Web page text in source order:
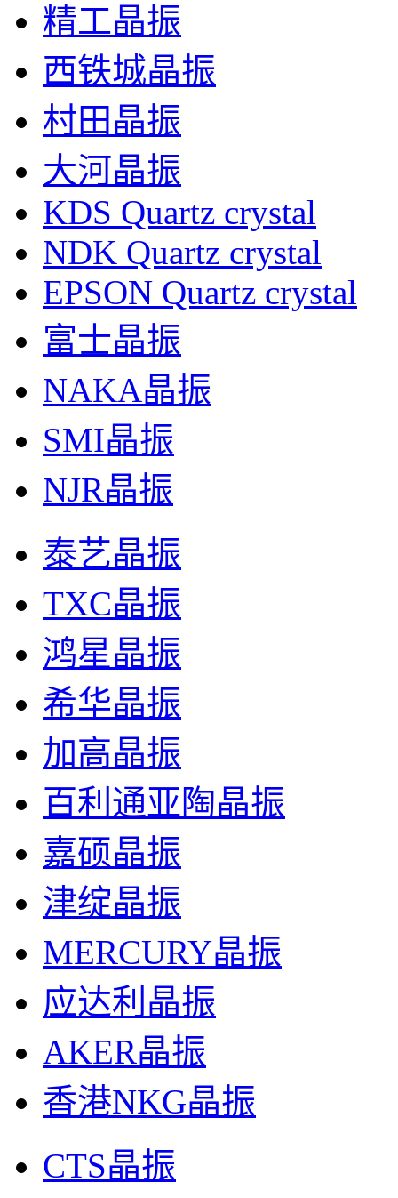
精工晶振
西铁城晶振
村田晶振
大河晶振
KDS Quartz crystal
NDK Quartz crystal
EPSON Quartz crystal
富士晶振
NAKA晶振
SMI晶振
NJR晶振
泰艺晶振
TXC晶振
鸿星晶振
希华晶振
加高晶振
百利通亚陶晶振
嘉硕晶振
津绽晶振
MERCURY晶振
应达利晶振
AKER晶振
香港NKG晶振
CTS晶振